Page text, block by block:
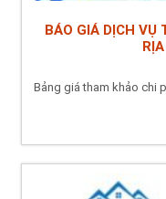
BÁO GIÁ DỊCH VỤ
Bảng giá tham khảo chi